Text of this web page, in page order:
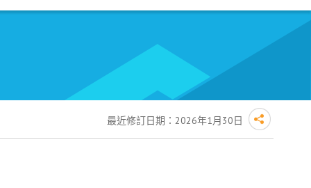
最近修訂日期：2026年1月30日